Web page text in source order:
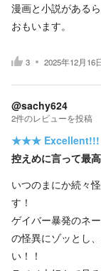
漫画と小説がある
おもいます。
3 2025年12月16
@sachy624
2件のレビューを投稿
★★★ Excellent!!!
控えめに言って最
いつのまにか続々
す！
ゲイバー暴発のネ
の怪異にゾッとし
い！！